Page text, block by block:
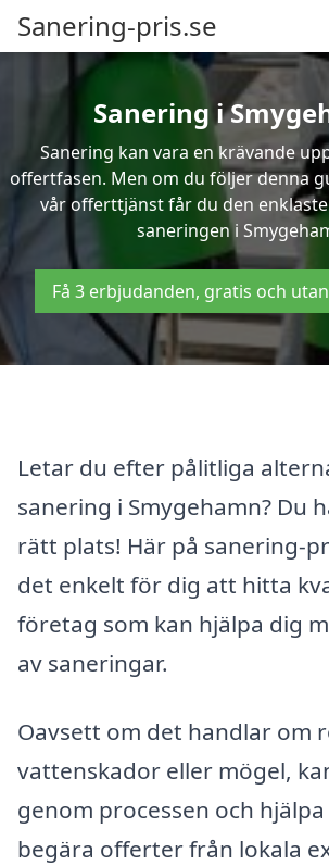
Sanering-pris.se
Sanering i
Sanering kan vara en krävande
offertfasen. Men om du följer denna
vår offerttjänst får du den
saneringen i
Få 3 erbjudanden, gratis och
Letar du efter pålitliga
sanering i Smygehamn? Du
rätt plats! Här på sanering-
det enkelt för dig att hitta
företag som kan hjälpa dig
av saneringar.
Oavsett om det handlar om
vattenskador eller mögel,
genom processen och
begära offerter från lokala